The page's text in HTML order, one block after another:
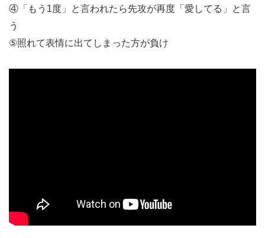
④「もう1度」と言われたら先攻が再度「愛してる」と言
う
⑤照れて表情に出てしまった方が負け